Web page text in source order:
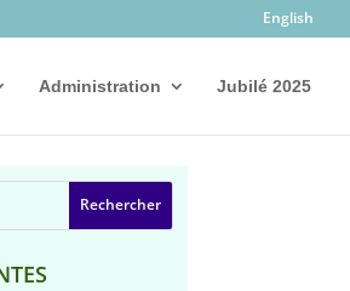
English
Administration Jubilé 2025